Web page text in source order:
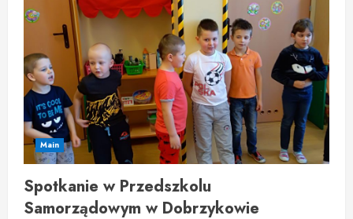
Main
Spotkanie w Przedszkolu
Samorządowym w Dobrzykowie